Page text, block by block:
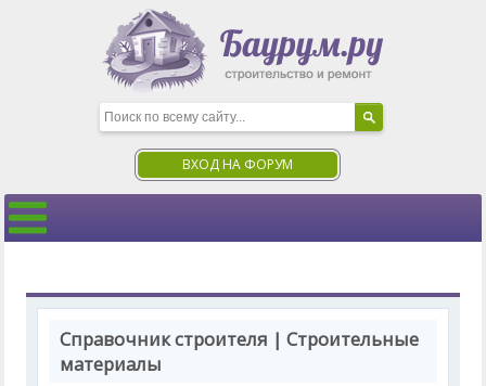
ВХОД НА ФОРУМ
Справочник строителя | Строительные
материалы